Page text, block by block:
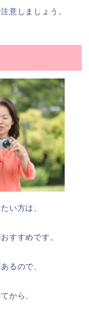
意しましょう。
い方は、
すすめです。
るので、
から、